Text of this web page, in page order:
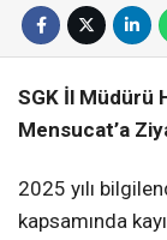
SGK İl Müdürü
Mensucat’a
2025 yılı
kapsamında